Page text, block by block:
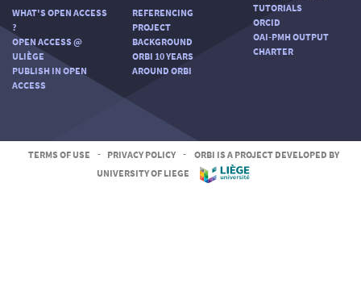
WHAT'S OPEN ACCESS
?
OPEN ACCESS @
ULIÈGE
PUBLISH IN OPEN
ACCESS
REFERENCING
PROJECT
BACKGROUND
ORBI 10 YEARS
AROUND ORBI
TUTORIALS
ORCID
OAI-PMH OUTPUT
CHARTER
TERMS OF USE - PRIVACY POLICY -
ORBI IS A PROJECT DEVELOPED BY
UNIVERSITY OF LIEGE